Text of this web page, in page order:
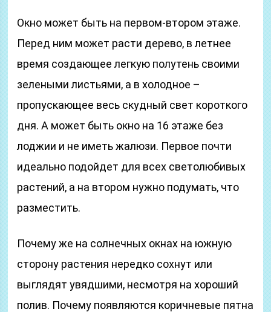
Окно может быть на первом-втором этаже.
Перед ним может расти дерево, в летнее
время создающее легкую полутень своими
зелеными листьями, а в холодное –
пропускающее весь скудный свет короткого
дня. А может быть окно на 16 этаже без
лоджии и не иметь жалюзи. Первое почти
идеально подойдет для всех светолюбивых
растений, а на втором нужно подумать, что
разместить.
Почему же на солнечных окнах на южную
сторону растения нередко сохнут или
выглядят увядшими, несмотря на хороший
полив. Почему появляются коричневые пятна